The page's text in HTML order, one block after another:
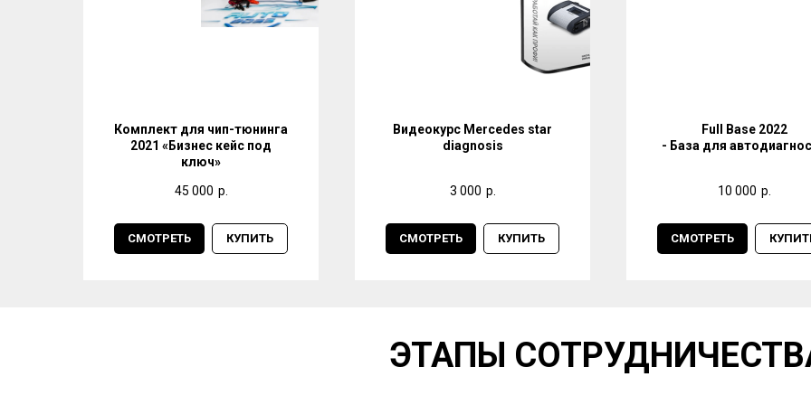
Комплект для чип-тюнинга
2021 «Бизнес кейс под
ключ»
45 000 р.
СМОТРЕТЬ КУПИТЬ
Видеокурс Mercedes star
diagnosis
3 000 р.
СМОТРЕТЬ КУПИТЬ
Full Base 2022
- База для
10 000 р.
СМОТРЕТЬ
ЭТАПЫ